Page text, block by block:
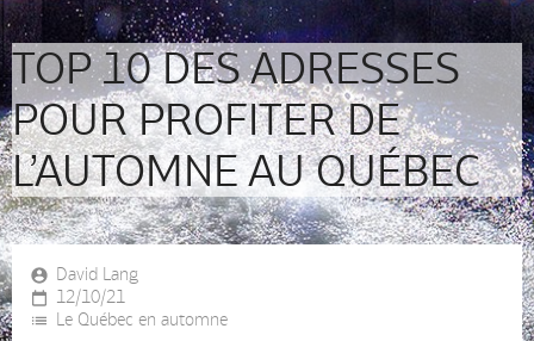
TOP 10 DES ADRESSES
POUR PROFITER DE
L’AUTOMNE AU QUÉBEC
David Lang
12/10/21
Le Québec en automne